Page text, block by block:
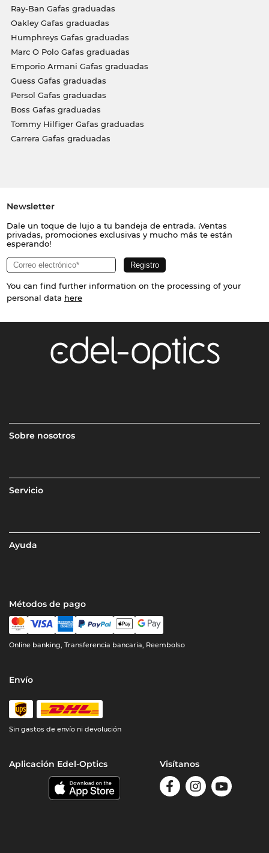
Ray-Ban Gafas graduadas
Oakley Gafas graduadas
Humphreys Gafas graduadas
Marc O Polo Gafas graduadas
Emporio Armani Gafas graduadas
Guess Gafas graduadas
Persol Gafas graduadas
Boss Gafas graduadas
Tommy Hilfiger Gafas graduadas
Carrera Gafas graduadas
Newsletter
Dale un toque de lujo a tu bandeja de entrada. ¡Ventas
privadas, promociones exclusivas y mucho más te están
esperando!
You can find further information on the processing of your
personal data here
Sobre nosotros
Servicio
Ayuda
Métodos de pago
Online banking, Transferencia bancaria, Reembolso
Envío
Sin gastos de envío ni devolución
Aplicación Edel-Optics Visítanos